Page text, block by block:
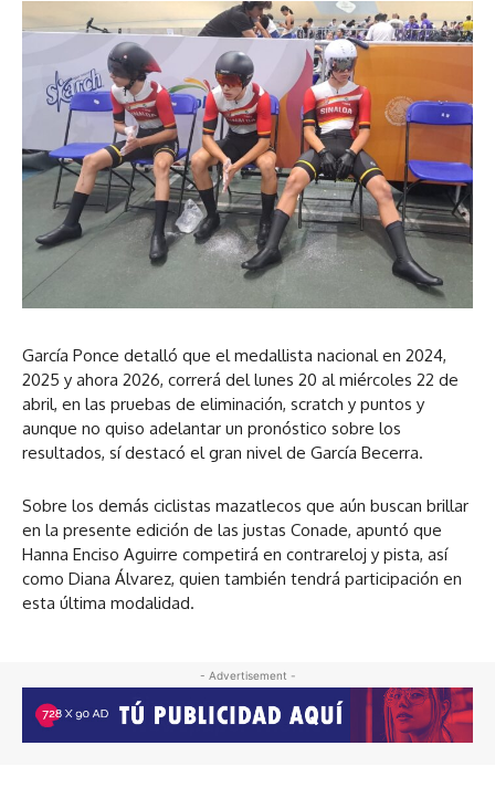
García Ponce detalló que el medallista nacional en 2024,
2025 y ahora 2026, correrá del lunes 20 al miércoles 22 de
abril, en las pruebas de eliminación, scratch y puntos y
aunque no quiso adelantar un pronóstico sobre los
resultados, sí destacó el gran nivel de García Becerra.
Sobre los demás ciclistas mazatlecos que aún buscan brillar
en la presente edición de las justas Conade, apuntó que
Hanna Enciso Aguirre competirá en contrareloj y pista, así
como Diana Álvarez, quien también tendrá participación en
esta última modalidad.
- Advertisement -